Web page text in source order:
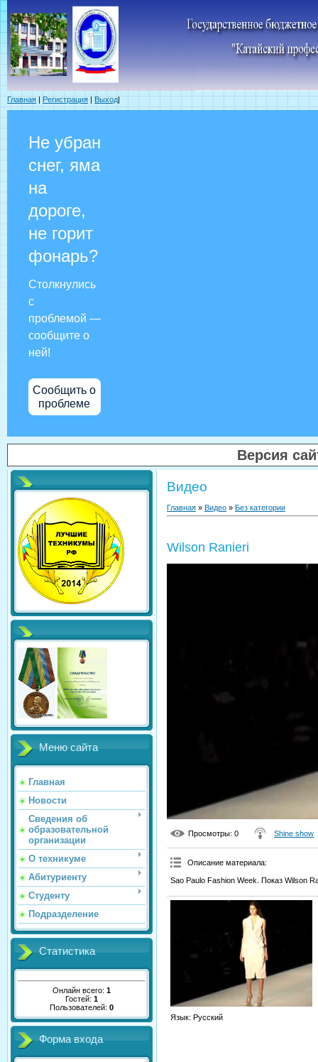
Главная | Регистрация | Выход|
Не убран
снег, яма
на
дороге,
не горит
фонарь?
Столкнулись
с
проблемой —
сообщите о
ней!
Сообщить о
проблеме
Версия
Меню сайта
Главная
Новости
Сведения об
образовательной
организации
О техникуме
Абитуриенту
Студенту
Подразделение
Статистика
Онлайн всего: 1
Гостей: 1
Пользователей: 0
Форма входа
Видео
Главная » Видео » Без категории
Wilson Ranieri
Просмотры: 0 Shine show
Описание материала:
Sao Paulo Fashion Week. Показ Wilson
Язык: Русский